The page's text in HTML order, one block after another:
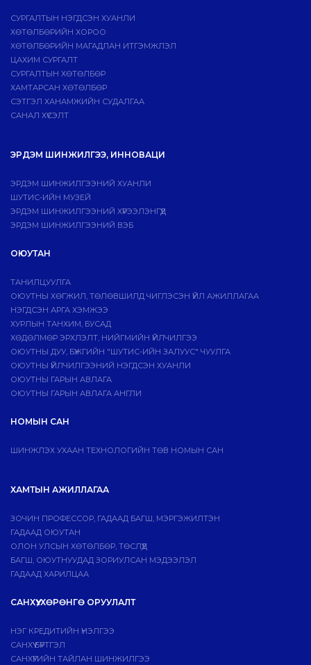
СУРГАЛТЫН НЭГДСЭН ХУАНЛИ
ХӨТӨЛБӨРИЙН ХОРОО
ХӨТӨЛБӨРИЙН МАГАДЛАН ИТГЭМЖЛЭЛ
ЦАХИМ СУРГАЛТ
СУРГАЛТЫН ХӨТӨЛБӨР
ХАМТАРСАН ХӨТӨЛБӨР
СЭТГЭЛ ХАНАМЖИЙН СУДАЛГАА
САНАЛ ХҮСЭЛТ
ЭРДЭМ ШИНЖИЛГЭЭ, ИННОВАЦИ
ЭРДЭМ ШИНЖИЛГЭЭНИЙ ХУАНЛИ
ШУТИС-ИЙН МУЗЕЙ
ЭРДЭМ ШИНЖИЛГЭЭНИЙ ХҮРЭЭЛЭНГҮҮД
ЭРДЭМ ШИНЖИЛГЭЭНИЙ ВЭБ
ОЮУТАН
ТАНИЛЦУУЛГА
ОЮУТНЫ ХӨГЖИЛ, ТӨЛӨВШИЛД ЧИГЛЭСЭН ҮЙЛ АЖИЛЛАГАА
НЭГДСЭН АРГА ХЭМЖЭЭ
ХУРЛЫН ТАНХИМ, БУСАД
ХӨДӨЛМӨР ЭРХЛЭЛТ, НИЙГМИЙН ҮЙЛЧИЛГЭЭ
ОЮУТНЫ ДУУ, БҮЖГИЙН "ШУТИС-ИЙН ЗАЛУУС" ЧУУЛГА
ОЮУТНЫ ҮЙЛЧИЛГЭЭНИЙ НЭГДСЭН ХУАНЛИ
ОЮУТНЫ ГАРЫН АВЛАГА
ОЮУТНЫ ГАРЫН АВЛАГА АНГЛИ
НОМЫН САН
ШИНЖЛЭХ УХААН ТЕХНОЛОГИЙН ТӨВ НОМЫН САН
ХАМТЫН АЖИЛЛАГАА
ЗОЧИН ПРОФЕССОР, ГАДААД БАГШ, МЭРГЭЖИЛТЭН
ГАДААД ОЮУТАН
ОЛОН УЛСЫН ХӨТӨЛБӨР, ТӨСЛҮҮД
БАГШ, ОЮУТНУУДАД ЗОРИУЛСАН МЭДЭЭЛЭЛ
ГАДААД ХАРИЛЦАА
САНХҮҮ, ХӨРӨНГӨ ОРУУЛАЛТ
НЭГ КРЕДИТИЙН ҮНЭЛГЭЭ
САНХҮҮ БҮРТГЭЛ
САНХҮҮГИЙН ТАЙЛАН ШИНЖИЛГЭЭ